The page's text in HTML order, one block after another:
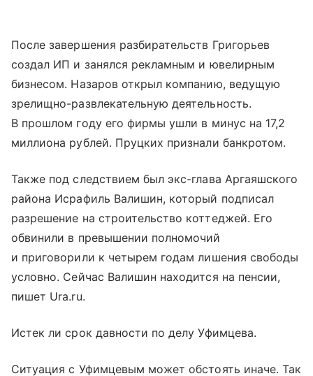
После завершения разбирательств Григорьев
создал ИП и занялся рекламным и ювелирным
бизнесом. Назаров открыл компанию, ведущую
зрелищно-развлекательную деятельность.
В прошлом году его фирмы ушли в минус на 17,2
миллиона рублей. Пруцких признали банкротом.
Также под следствием был экс-глава Аргаяшского
района Исрафиль Валишин, который подписал
разрешение на строительство коттеджей. Его
обвинили в превышении полномочий
и приговорили к четырем годам лишения свободы
условно. Сейчас Валишин находится на пенсии,
пишет Ura.ru.
Истек ли срок давности по делу Уфимцева.
Ситуация с Уфимцевым может обстоять иначе. Так